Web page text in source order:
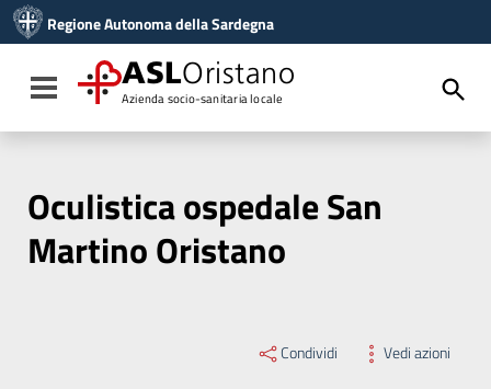
Vai al menu di navigazione
Vai al footer
Regione Autonoma della Sardegna
Toggle navigation
ASLOristano
Azienda socio-sanitaria locale
Oculistica ospedale San
Martino Oristano
Condividi Vedi azioni